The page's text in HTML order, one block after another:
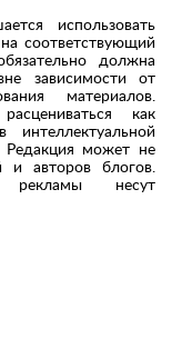
использовать
соответствующий
должна
зависимости от
материалов.
как
Редакция может не
и авторов блогов.
рекламы несут